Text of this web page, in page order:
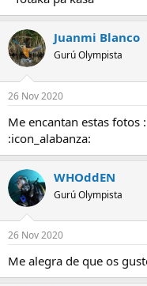
Juanmi Blanco
Gurú Olympista
26 Nov 2020
Me encantan estas fotos
:icon_alabanza:
WHOddEN
Gurú Olympista
26 Nov 2020
Me alegra de que os